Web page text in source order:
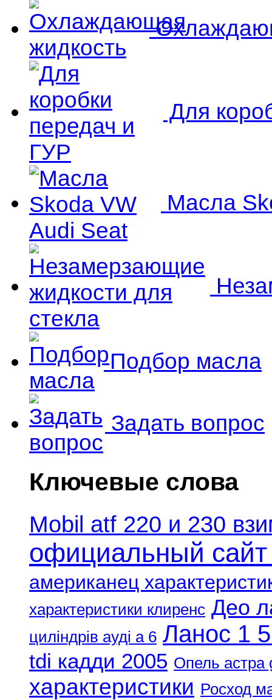
Для
Масла
Подбор масла
Задать вопрос
Ключевые слова
Mobil atf 220 и 230
официальный сайт
американец
характеристики клиренс Део
циліндрів ауді а 6 Ланос 1
tdi кадди 2005 Опель астра
характеристики Росход